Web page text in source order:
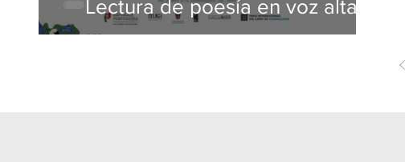
Lectura de poesía en voz alta